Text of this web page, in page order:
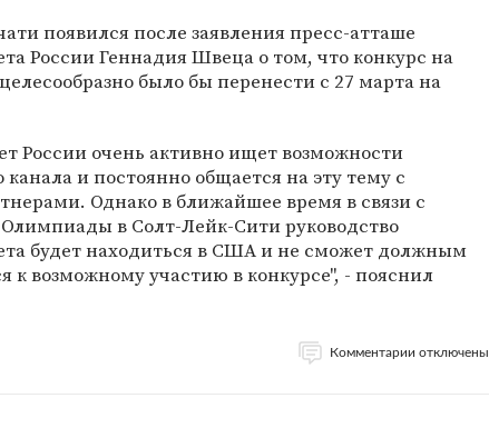
появился после заявления пресс-атташе
России Геннадия Швеца о том, что конкурс на
было бы перенести с 27 марта на
России очень активно ищет возможности
канала и постоянно общается на эту тему с
Однако в ближайшее время в связи с
в Солт-Лейк-Сити руководство
будет находиться в США и не сможет должным
к возможному участию в конкурсе", - пояснил
Комментарии отключены